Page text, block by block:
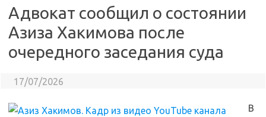
Адвокат сообщил о состоянии
Азиза Хакимова после
очередного заседания суда
17/07/2026
В